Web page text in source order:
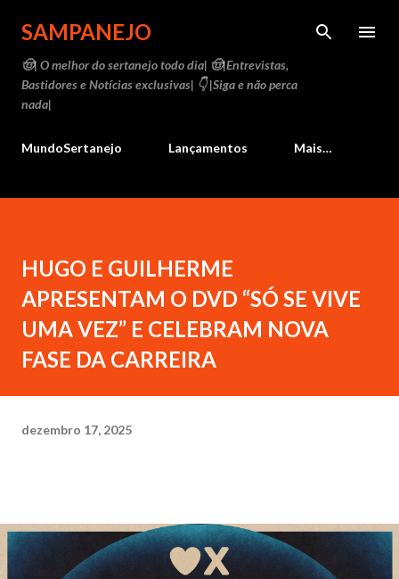
Pular para o conteúdo principal
SAMPANEJO
🤠| O melhor do sertanejo todo dia| 🤠|Entrevistas,
Bastidores e Notícias exclusivas| 👇 |Siga e não perca
nada|
MundoSertanejo Lançamentos Mais…
HUGO E GUILHERME
APRESENTAM O DVD “SÓ SE VIVE
UMA VEZ” E CELEBRAM NOVA
FASE DA CARREIRA
dezembro 17, 2025